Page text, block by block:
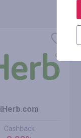
iHerb.com
Cashback